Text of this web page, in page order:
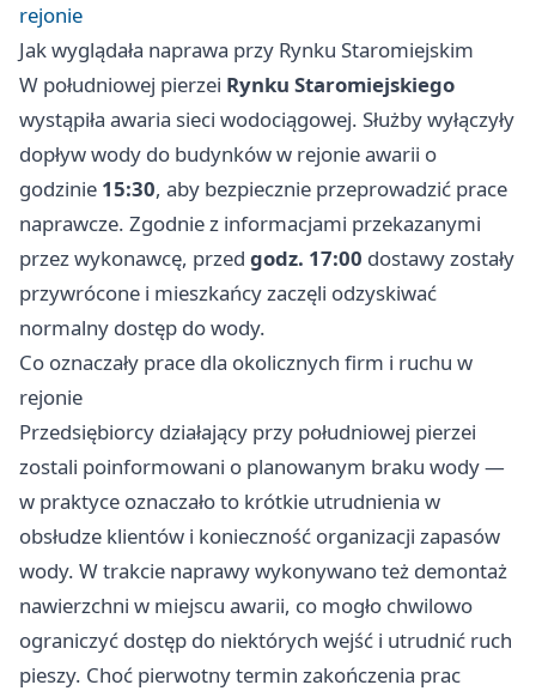
rejonie
Jak wyglądała naprawa przy Rynku Staromiejskim
W południowej pierzei Rynku Staromiejskiego
wystąpiła awaria sieci wodociągowej. Służby wyłączyły
dopływ wody do budynków w rejonie awarii o
godzinie 15:30, aby bezpiecznie przeprowadzić prace
naprawcze. Zgodnie z informacjami przekazanymi
przez wykonawcę, przed godz. 17:00 dostawy zostały
przywrócone i mieszkańcy zaczęli odzyskiwać
normalny dostęp do wody.
Co oznaczały prace dla okolicznych firm i ruchu w
rejonie
Przedsiębiorcy działający przy południowej pierzei
zostali poinformowani o planowanym braku wody —
w praktyce oznaczało to krótkie utrudnienia w
obsłudze klientów i konieczność organizacji zapasów
wody. W trakcie naprawy wykonywano też demontaż
nawierzchni w miejscu awarii, co mogło chwilowo
ograniczyć dostęp do niektórych wejść i utrudnić ruch
pieszy. Choć pierwotny termin zakończenia prac